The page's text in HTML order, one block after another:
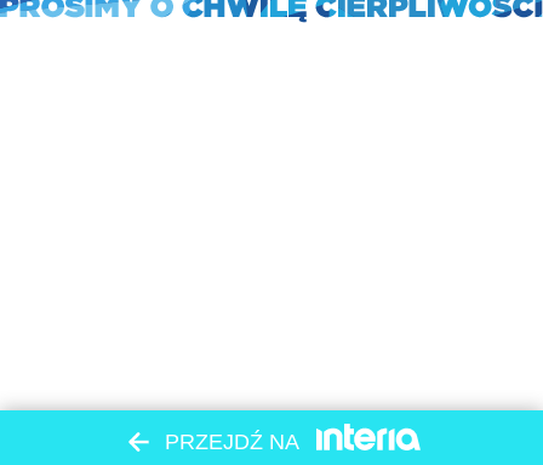
PRZEJDŹ NA